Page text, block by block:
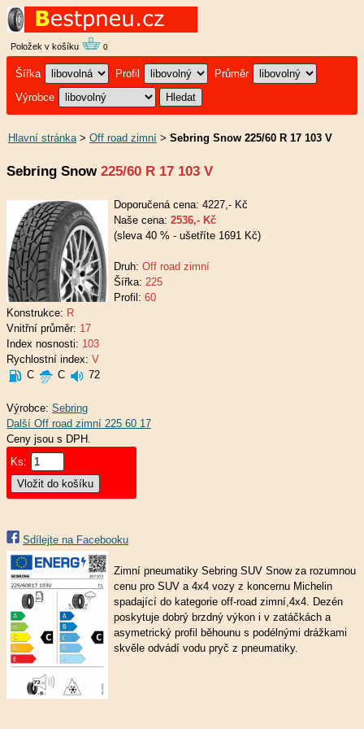
Položek v košíku 0
Šířka Profil
Průměr
Výrobce
Hlavní stránka> Off road zimní > Sebring Snow 225/60 R 17 103 V
Sebring Snow225/60 R 17 103 V
Doporučená cena: 4227,- Kč
Naše cena: 2536,- Kč
(sleva 40 % - ušetříte 1691 Kč)
Druh: Off road zimní
Šířka: 225
Profil: 60
Konstrukce: R
Vnitřní průměr: 17
Index nosnosti: 103
Rychlostní index: V
C
C 72
Výrobce: Sebring
Ceny jsou s DPH.
Ks:
Sdílejte na Facebooku
Zimní pneumatiky Sebring SUV Snow za rozumnou
cenu pro SUV a 4x4 vozy z koncernu Michelin
spadající do kategorie off-road zimní,4x4. Dezén
poskytuje dobrý brzdný výkon i v zatáčkách a
asymetrický profil běhounu s podélnými drážkami
skvěle odvádí vodu pryč z pneumatiky.